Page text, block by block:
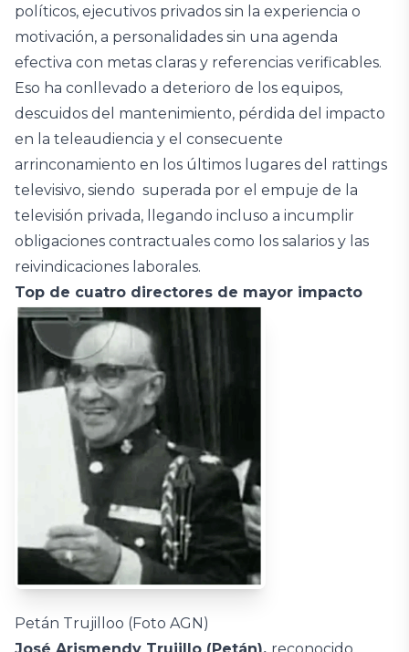
políticos, ejecutivos privados sin la experiencia o
motivación, a personalidades sin una agenda
efectiva con metas claras y referencias verificables.
Eso ha conllevado a deterioro de los equipos,
descuidos del mantenimiento, pérdida del impacto
en la teleaudiencia y el consecuente
arrinconamiento en los últimos lugares del rattings
televisivo, siendo superada por el empuje de la
televisión privada, llegando incluso a incumplir
obligaciones contractuales como los salarios y las
reivindicaciones laborales.
Top de cuatro directores de mayor impacto
Petán Trujilloo (Foto AGN)